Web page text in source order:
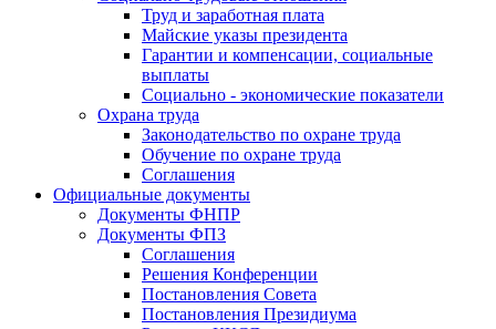
Труд и заработная плата
Майские указы президента
Гарантии и компенсации, социальные
выплаты
Социально - экономические показатели
Охрана труда
Законодательство по охране труда
Обучение по охране труда
Соглашения
Официальные документы
Документы ФНПР
Документы ФПЗ
Соглашения
Решения Конференции
Постановления Совета
Постановления Президиума